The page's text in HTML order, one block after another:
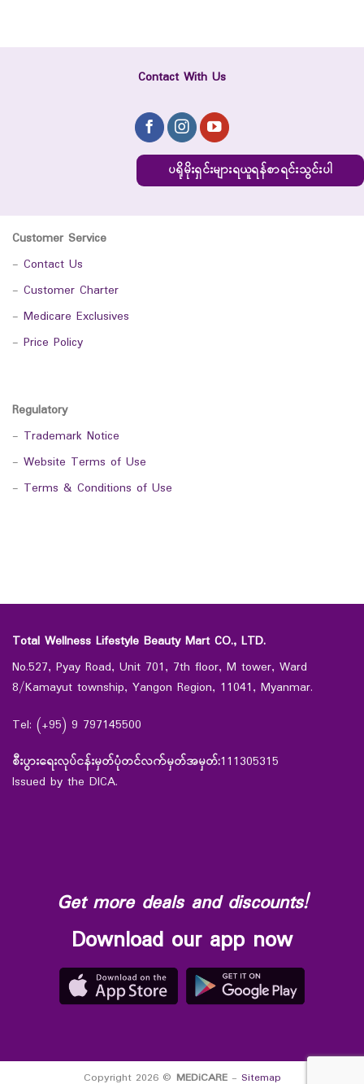
Contact With Us
ပရိုမိုးရှင်းများရယူရန်စာရင်းသွင်းပါ
Customer Service
- Contact Us
- Customer Charter
- Medicare Exclusives
- Price Policy
Regulatory
- Trademark Notice
- Website Terms of Use
- Terms & Conditions of Use
Total Wellness Lifestyle Beauty Mart CO., LTD.
No.527, Pyay Road, Unit 701, 7th floor, M tower, Ward
8/Kamayut township, Yangon Region, 11041, Myanmar.
Tel: (+95) 9 797145500
စီးပွားရေးလုပ်ငန်းမှတ်ပုံတင်လက်မှတ်အမှတ်:111305315
Issued by the DICA.
Get more deals and discounts!
Download our app now
Copyright 2026 © MEDiCARE- Sitemap